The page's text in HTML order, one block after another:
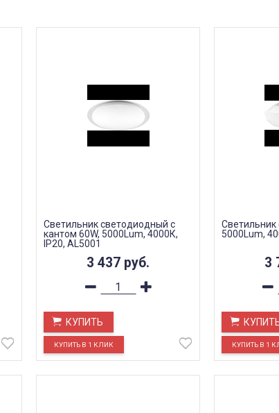
Светильник светодиодный с
кантом 60W, 5000Lum, 4000К,
IP20, AL5001
3 437 руб.
КУПИТЬ
Светильник
5000Lum,
3